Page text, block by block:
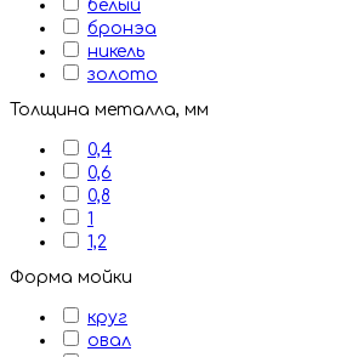
белый
бронэа
никель
золото
Толщина металла, мм
0,4
0,6
0,8
1
1,2
Форма мойки
круг
овал